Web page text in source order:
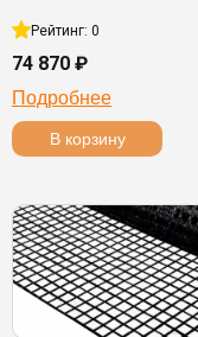
Рейтинг: 0
74 870 ₽
Подробнее
В корзину